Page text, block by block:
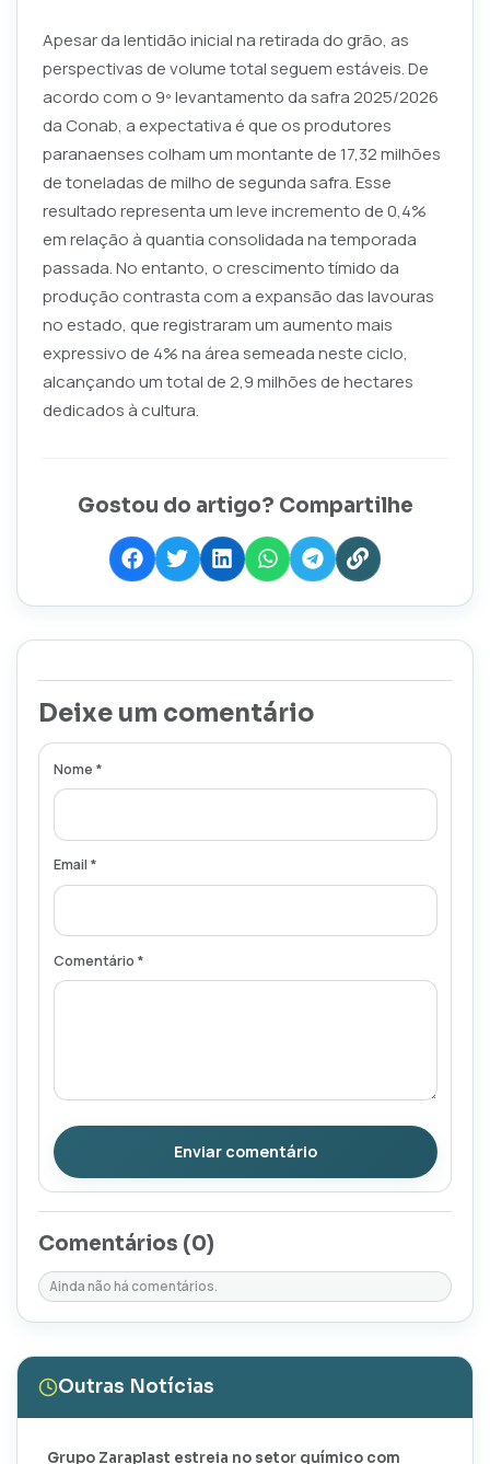
Apesar da lentidão inicial na retirada do grão, as
perspectivas de volume total seguem estáveis. De
acordo com o 9º levantamento da safra 2025/2026
da Conab, a expectativa é que os produtores
paranaenses colham um montante de 17,32 milhões
de toneladas de milho de segunda safra. Esse
resultado representa um leve incremento de 0,4%
em relação à quantia consolidada na temporada
passada. No entanto, o crescimento tímido da
produção contrasta com a expansão das lavouras
no estado, que registraram um aumento mais
expressivo de 4% na área semeada neste ciclo,
alcançando um total de 2,9 milhões de hectares
dedicados à cultura.
Gostou do artigo? Compartilhe
Deixe um comentário
Nome *
Email *
Comentário *
Enviar comentário
Comentários (0)
Ainda não há comentários.
Outras Notícias
Grupo Zaraplast estreia no setor químico com